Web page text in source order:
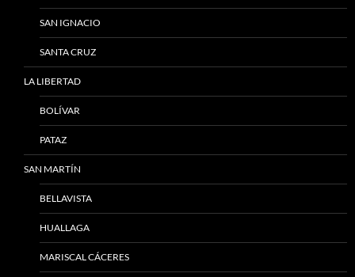
SAN IGNACIO
SANTA CRUZ
LA LIBERTAD
BOLÍVAR
PATAZ
SAN MARTÍN
BELLAVISTA
HUALLAGA
MARISCAL CÁCERES